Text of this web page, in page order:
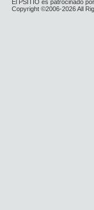
El PSITIO es patrocinado
Copyright ©2006-2026 All